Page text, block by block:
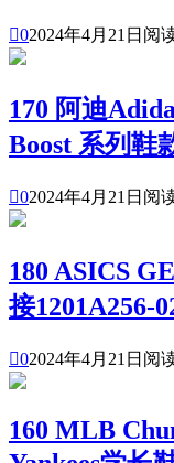
02024年4月21日 阅
170 阿迪
Boost 系列鞋
02024年4月21日 阅
180 ASICS
接1201A256-
02024年4月21日 阅
160 MLB